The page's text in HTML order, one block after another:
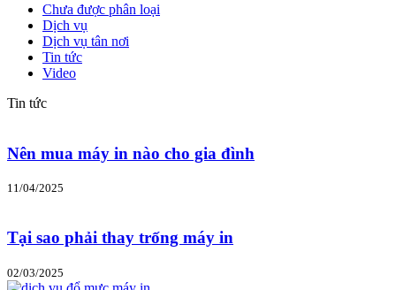
Chưa được phân loại
Dịch vụ
Dịch vụ tân nơi
Tin tức
Video
Tin tức
Nên mua máy in nào cho gia đình
11/04/2025
Tại sao phải thay trống máy in
02/03/2025